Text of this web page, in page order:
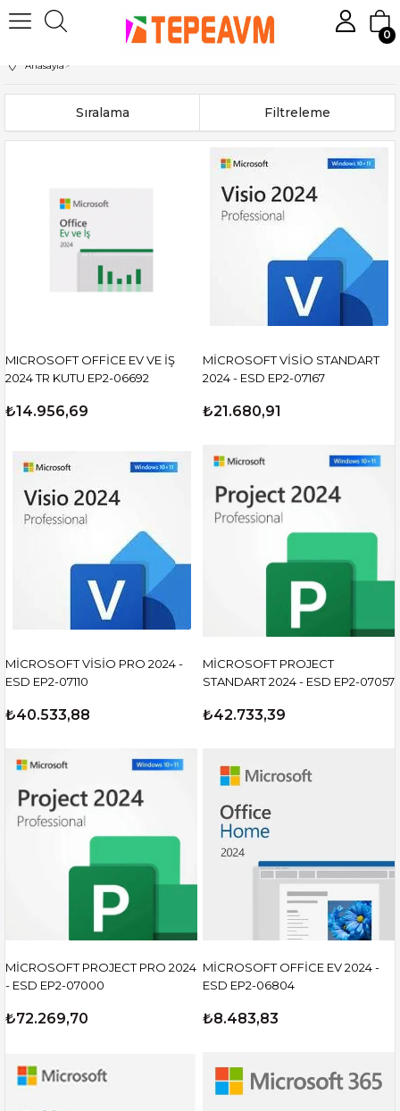
0
Anasayfa>
Filtreleme
Sıralama
MICROSOFT OFFİCE EV VE İŞ
2024 TR KUTU EP2-06692
₺14.956,69
MİCROSOFT VİSİO STANDART
2024 - ESD EP2-07167
₺21.680,91
MİCROSOFT VİSİO PRO 2024 -
ESD EP2-07110
₺40.533,88
MİCROSOFT PROJECT
STANDART 2024 - ESD EP2-07057
₺42.733,39
MİCROSOFT PROJECT PRO 2024
- ESD EP2-07000
₺72.269,70
MİCROSOFT OFFİCE EV 2024 -
ESD EP2-06804
₺8.483,83